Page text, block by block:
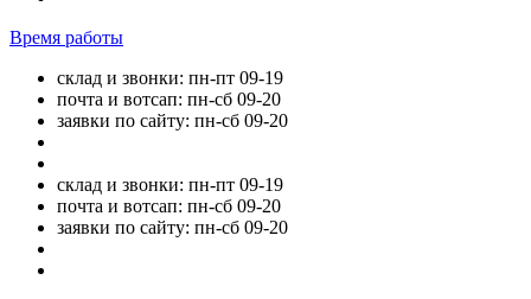
Время работы
склад и звонки: пн-пт 09-19
почта и вотсап: пн-сб 09-20
заявки по сайту: пн-сб 09-20
склад и звонки: пн-пт 09-19
почта и вотсап: пн-сб 09-20
заявки по сайту: пн-сб 09-20